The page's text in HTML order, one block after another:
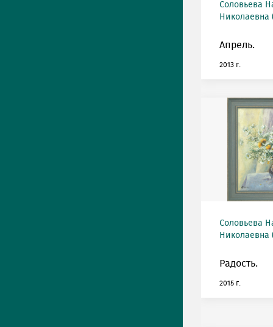
Соловьева
Николаевна
Апрель.
2013 г.
Соловьева
Николаевна
Радость.
2015 г.